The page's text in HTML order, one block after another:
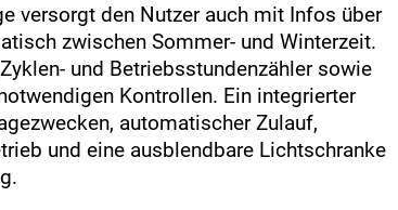
versorgt den Nutzer auch mit Infos über
zwischen Sommer- und Winterzeit.
und Betriebsstundenzähler sowie
Kontrollen. Ein integrierter
automatischer Zulauf,
und eine ausblendbare Lichtschranke